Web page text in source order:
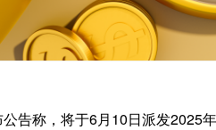
告称，将于6月10日派发2025